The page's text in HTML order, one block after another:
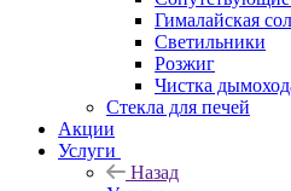
Гималайская
Светильники
Розжиг
Чистка
Стекла для печей
Акции
Услуги
Назад